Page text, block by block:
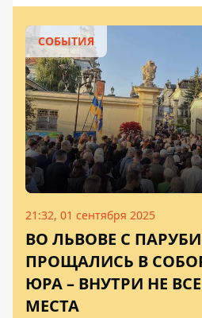
СОБЫТИЯ
21:32, 01 сентября 2025
ВО ЛЬВОВЕ С
ПРОЩАЛИСЬ В
ЮРА – ВНУТРИ НЕ
МЕСТА